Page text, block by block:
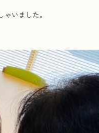
いました。